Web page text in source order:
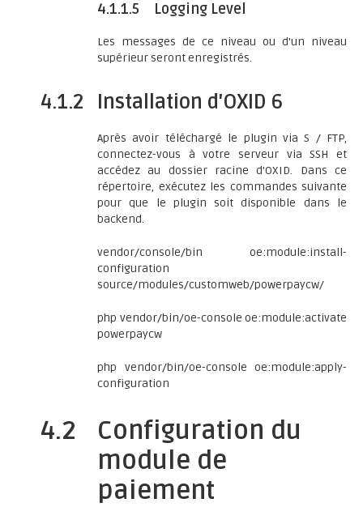
4.1.1.5 Logging Level
Les messages de ce niveau ou d'un niveau
supérieur seront enregistrés.
4.1.2 Installation d'OXID 6
Après avoir téléchargé le plugin via S / FTP,
connectez-vous à votre serveur via SSH et
accédez au dossier racine d'OXID. Dans ce
répertoire, exécutez les commandes suivante
pour que le plugin soit disponible dans le
backend.
vendor/console/bin oe:module:install-
configuration
source/modules/customweb/powerpaycw/
php vendor/bin/oe-console oe:module:activate
powerpaycw
php vendor/bin/oe-console oe:module:apply-
configuration
4.2
Configuration du
module de
paiement